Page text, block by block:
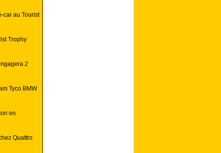
car au Tourist
Trophy
2
Tyco BMW
en
Quattro